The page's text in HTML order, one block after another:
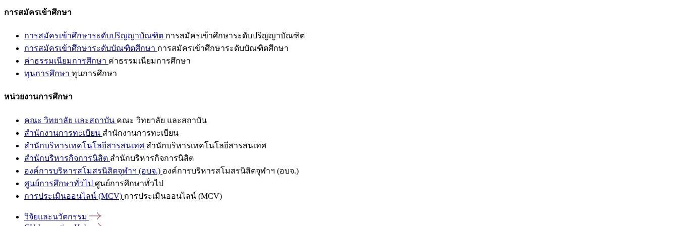
การสมัครเข้าศึกษา
การสมัครเข้าศึกษาระดับปริญญาบัณฑิต การสมัครเข้าศึกษาระดับปริญญาบัณฑิต
การสมัครเข้าศึกษาระดับบัณฑิตศึกษา การสมัครเข้าศึกษาระดับบัณฑิตศึกษา
ค่าธรรมเนียมการศึกษา ค่าธรรมเนียมการศึกษา
ทุนการศึกษา ทุนการศึกษา
หน่วยงานการศึกษา
คณะ วิทยาลัย และสถาบัน คณะ วิทยาลัย และสถาบัน
สำนักงานการทะเบียน สำนักงานการทะเบียน
สำนักบริหารเทคโนโลยีสารสนเทศ สำนักบริหารเทคโนโลยีสารสนเทศ
สำนักบริหารกิจการนิสิต สำนักบริหารกิจการนิสิต
องค์การบริหารสโมสรนิสิตจุฬาฯ (อบจ.) องค์การบริหารสโมสรนิสิตจุฬาฯ (อบจ.)
ศูนย์การศึกษาทั่วไป ศูนย์การศึกษาทั่วไป
การประเมินออนไลน์ (MCV) การประเมินออนไลน์ (MCV)
วิจัยและนวัตกรรม